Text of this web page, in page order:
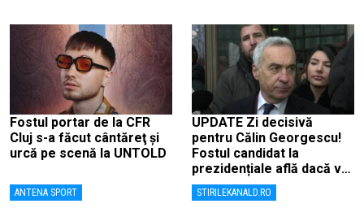
Fostul portar de la CFR
Cluj s-a făcut cântăreţ şi
urcă pe scenă la UNTOLD
ANTENA SPORT
UPDATE Zi decisivă
pentru Călin Georgescu!
Fostul candidat la
prezidențiale află dacă va
fi judecat pentru tentativă
de lovitură de stat
STIRILEKANALD.RO